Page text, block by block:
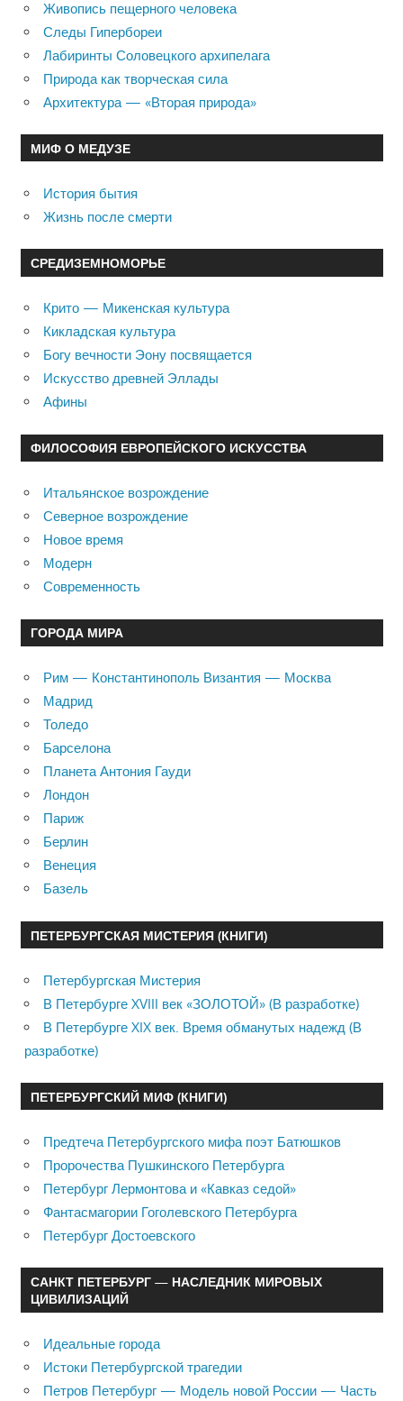
Живопись пещерного человека
Следы Гипербореи
Лабиринты Соловецкого архипелага
Природа как творческая сила
Архитектура — «Вторая природа»
МИФ О МЕДУЗЕ
История бытия
Жизнь после смерти
СРЕДИЗЕМНОМОРЬЕ
Крито — Микенская культура
Кикладская культура
Богу вечности Эону посвящается
Искусство древней Эллады
Афины
ФИЛОСОФИЯ ЕВРОПЕЙСКОГО ИСКУССТВА
Итальянское возрождение
Северное возрождение
Новое время
Модерн
Современность
ГОРОДА МИРА
Рим — Константинополь Византия — Москва
Мадрид
Толедо
Барселона
Планета Антония Гауди
Лондон
Париж
Берлин
Венеция
Базель
ПЕТЕРБУРГСКАЯ МИСТЕРИЯ (КНИГИ)
Петербургская Мистерия
В Петербурге XVIII век «ЗОЛОТОЙ» (В разработке)
В Петербурге XIX век. Время обманутых надежд (В
разработке)
ПЕТЕРБУРГСКИЙ МИФ (КНИГИ)
Предтеча Петербургского мифа поэт Батюшков
Пророчества Пушкинского Петербурга
Петербург Лермонтова и «Кавказ седой»
Фантасмагории Гоголевского Петербурга
Петербург Достоевского
САНКТ ПЕТЕРБУРГ — НАСЛЕДНИК МИРОВЫХ
ЦИВИЛИЗАЦИЙ
Идеальные города
Истоки Петербургской трагедии
Петров Петербург — Модель новой России — Часть